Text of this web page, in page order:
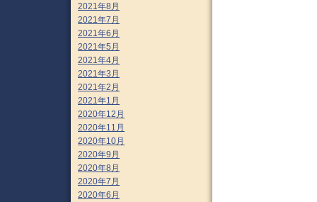
2021年8月
2021年7月
2021年6月
2021年5月
2021年4月
2021年3月
2021年2月
2021年1月
2020年12月
2020年11月
2020年10月
2020年9月
2020年8月
2020年7月
2020年6月